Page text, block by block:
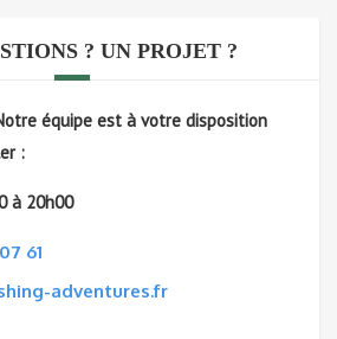
? UN PROJET ?
équipe est à votre disposition
:
à 20h00
61
adventures.fr